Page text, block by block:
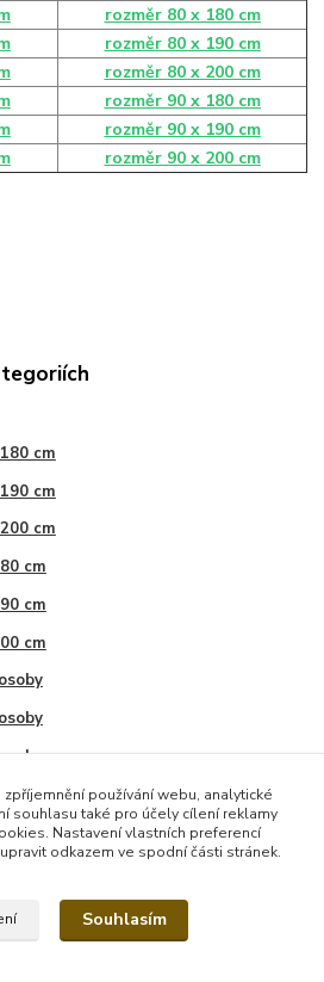
rozměr 80 x 180 cm
rozměr 80 x 190 cm
rozměr 80 x 200 cm
rozměr 90 x 180 cm
rozměr 90 x 190 cm
rozměr 90 x 200 cm
cm
cm
cm
cm
cm
cm
používání webu, analytické
souhlasu také pro účely cílení reklamy
Nastavení vlastních preferencí
odkazem ve spodní části stránek.
Souhlasím